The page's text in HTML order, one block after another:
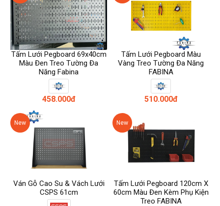
Tấm Lưới Pegboard 69x40cm
Màu Đen Treo Tường Đa
Năng Fabina
458.000đ
Tấm Lưới Pegboard Màu
Vàng Treo Tường Đa Năng
FABINA
510.000đ
New
Ván Gỗ Cao Su & Vách Lưới
CSPS 61cm
New
Tấm Lưới Pegboard 120cm X
60cm Màu Đen Kèm Phụ Kiện
Treo FABINA